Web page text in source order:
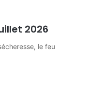
2026
le feu